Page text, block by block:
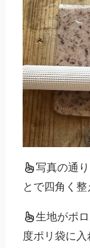
写真の通
とで四角く整
生地がポ
度ポリ袋に